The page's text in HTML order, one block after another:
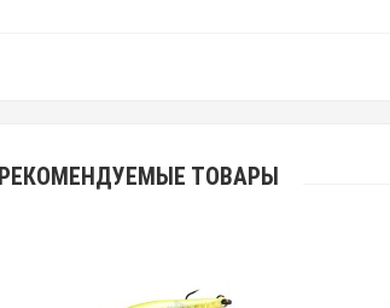
РЕКОМЕНДУЕМЫЕ ТОВАРЫ